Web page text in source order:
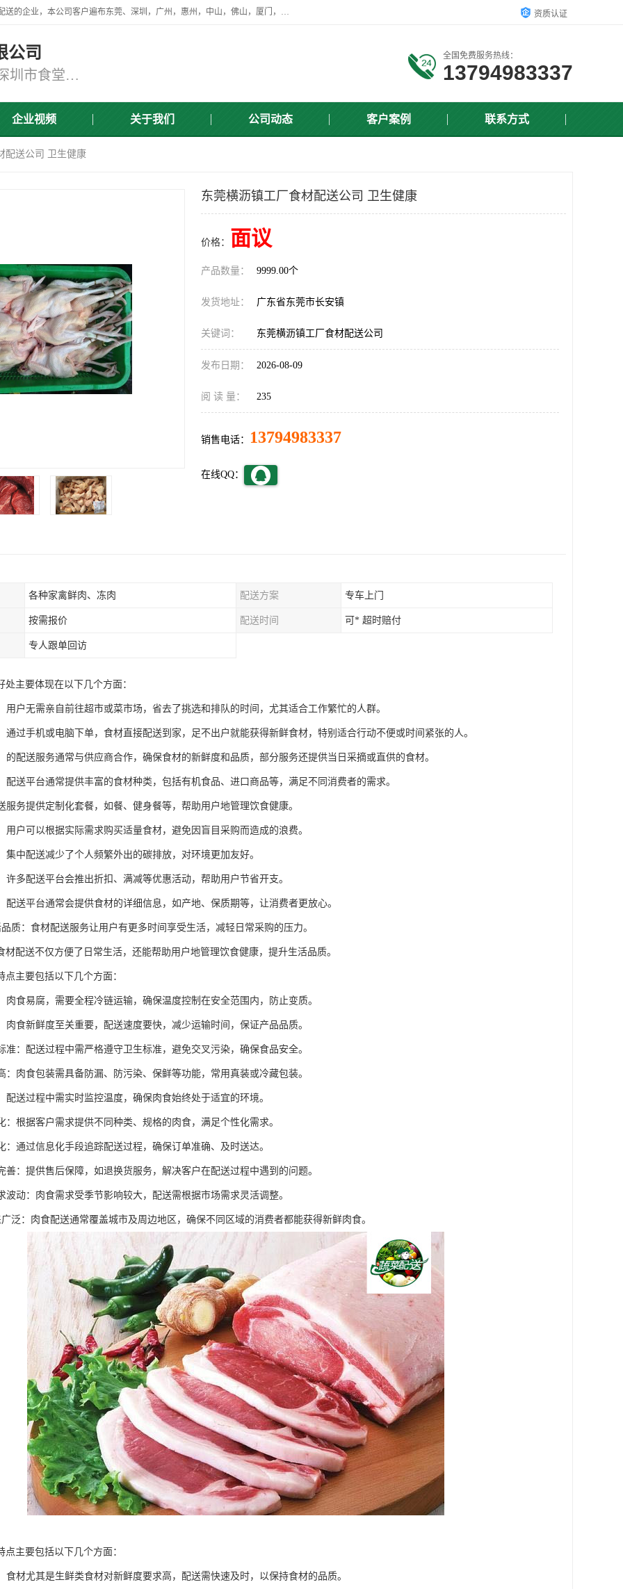
广东食安膳食管理服务有限公司是一家从事蔬菜配送、食堂承包，团餐配送的企业，本公司客户遍布东莞、深圳，广州，惠州，中山，佛山，厦门，肇庆，江门，清远等地，资质齐全，提供学校、工厂、医院、企业、地铁、大型超市、商场、单位、消防队、监狱食堂饭堂蔬菜配送，集新鲜蔬菜、新鲜肉类、粮油、瓜果 、干货 、水产、冻品、粮油、调味品、日用品、调味品及进口冷冻食品为主的原料供应商等为一体的化配送服务机构！ 资质认证
公司
东莞蔬菜配送,深圳市蔬菜配送,深圳市食堂承包,深圳市宝安蔬菜配送,东莞工厂食堂承包,东莞蔬菜配送公司,东莞长安蔬菜配送公司
全国免费服务热线：
13794983337
企业视频 关于我们 公司动态 客户案例 联系方式
配送公司 卫生健康
东莞横沥镇工厂食材配送公司 卫生健康
价格： 面议
产品数量： 9999.00个
发货地址： 广东省东莞市长安镇
关键词： 东莞横沥镇工厂食材配送公司
发布日期： 2026-08-09
阅 读 量： 235
销售电话： 13794983337
在线QQ：
各种家禽鲜肉、冻肉 配送方案 专车上门
按需报价 配送时间 可* 超时赔付
专人跟单回访
处主要体现在以下几个方面：
用户无需亲自前往超市或菜市场，省去了挑选和排队的时间，尤其适合工作繁忙的人群。
通过手机或电脑下单，食材直接配送到家，足不出户就能获得新鲜食材，特别适合行动不便或时间紧张的人。
的配送服务通常与供应商合作，确保食材的新鲜度和品质，部分服务还提供当日采摘或直供的食材。
配送平台通常提供丰富的食材种类，包括有机食品、进口商品等，满足不同消费者的需求。
服务提供定制化套餐，如餐、健身餐等，帮助用户地管理饮食健康。
用户可以根据实际需求购买适量食材，避免因盲目采购而造成的浪费。
集中配送减少了个人频繁外出的碳排放，对环境更加友好。
许多配送平台会推出折扣、满减等优惠活动，帮助用户节省开支。
配送平台通常会提供食材的详细信息，如产地、保质期等，让消费者更放心。
质：食材配送服务让用户有更多时间享受生活，减轻日常采购的压力。
材配送不仅方便了日常生活，还能帮助用户地管理饮食健康，提升生活品质。
点主要包括以下几个方面：
肉食易腐，需要全程冷链运输，确保温度控制在安全范围内，防止变质。
肉食新鲜度至关重要，配送速度要快，减少运输时间，保证产品品质。
准：配送过程中需严格遵守卫生标准，避免交叉污染，确保食品安全。
：肉食包装需具备防漏、防污染、保鲜等功能，常用真装或冷藏包装。
配送过程中需实时监控温度，确保肉食始终处于适宜的环境。
：根据客户需求提供不同种类、规格的肉食，满足个性化需求。
：通过信息化手段追踪配送过程，确保订单准确、及时送达。
善：提供售后保障，如退换货服务，解决客户在配送过程中遇到的问题。
波动：肉食需求受季节影响较大，配送需根据市场需求灵活调整。
泛：肉食配送通常覆盖城市及周边地区，确保不同区域的消费者都能获得新鲜肉食。
点主要包括以下几个方面：
食材尤其是生鲜类食材对新鲜度要求高，配送需快速及时，以保持食材的品质。